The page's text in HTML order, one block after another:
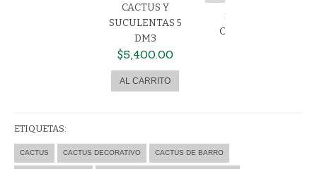
CACTUS Y
SUCULENTAS 5
DM3
$5,400.00
SUSTRATO PARA
ORQUÍDEAS 5 DM3
ETIQUETAS:
CACTUS CACTUS DECORATIVO CACTUS DE BARRO